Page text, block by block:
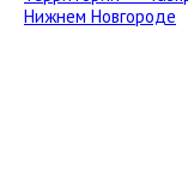
Нижнем Новгороде